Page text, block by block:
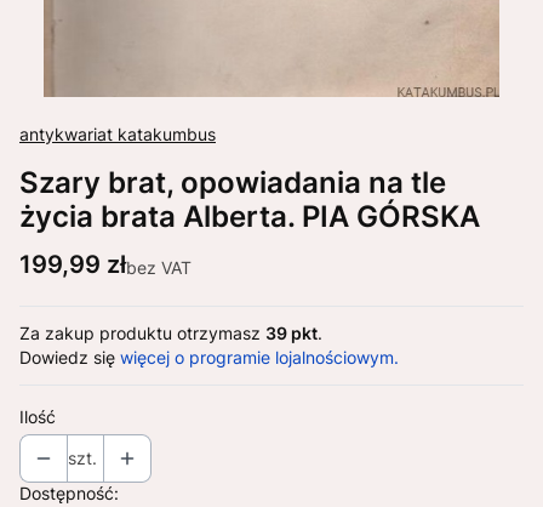
antykwariat katakumbus
Szary brat, opowiadania na tle
życia brata Alberta. PIA GÓRSKA
Cena
199,99 złbez VAT
Za zakup produktu otrzymasz 39 pkt.
Dowiedz się więcej o programie lojalnościowym.
Ilość
szt.
Dostępność: